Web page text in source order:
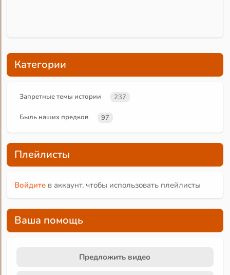
Категории
Запретные темы истории 237
Быль наших предков 97
Плейлисты
Войдите в аккаунт, чтобы использовать плейлисты
Ваша помощь
Предложить видео